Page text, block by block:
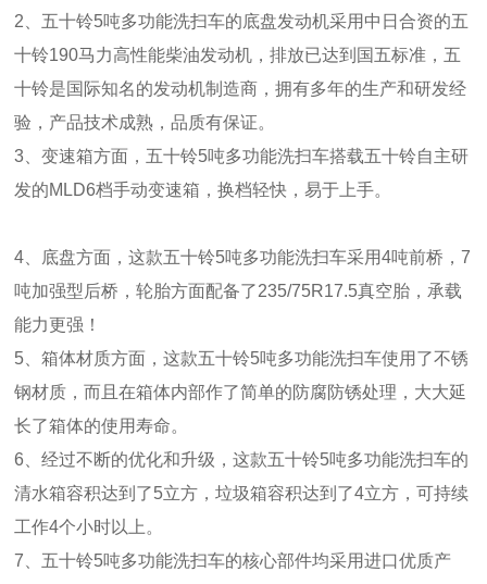
2、五十铃5吨多功能洗扫车的底盘发动机采用中日合资的五
十铃190马力高性能柴油发动机，排放已达到国五标准，五
十铃是国际知名的发动机制造商，拥有多年的生产和研发经
验，产品技术成熟，品质有保证。
3、变速箱方面，五十铃5吨多功能洗扫车搭载五十铃自主研
发的MLD6档手动变速箱，换档轻快，易于上手。
4、底盘方面，这款五十铃5吨多功能洗扫车采用4吨前桥，7
吨加强型后桥，轮胎方面配备了235/75R17.5真空胎，承载
能力更强！
5、箱体材质方面，这款五十铃5吨多功能洗扫车使用了不锈
钢材质，而且在箱体内部作了简单的防腐防锈处理，大大延
长了箱体的使用寿命。
6、经过不断的优化和升级，这款五十铃5吨多功能洗扫车的
清水箱容积达到了5立方，垃圾箱容积达到了4立方，可持续
工作4个小时以上。
7、五十铃5吨多功能洗扫车的核心部件均采用进口优质产